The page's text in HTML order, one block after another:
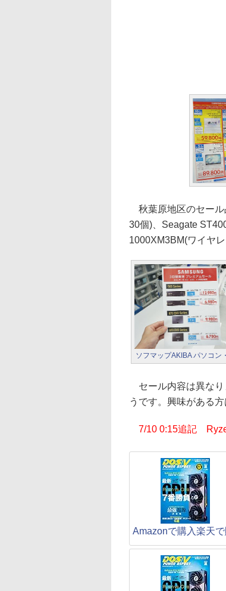
秋葉原地区のセール
30個)、Seagate
1000XM3BM(ワイヤ
ソフマップAKIBA パソコン
セール内容は異なり
うです。興味がある
7/10 0:15追記
Amazonで購入楽天で